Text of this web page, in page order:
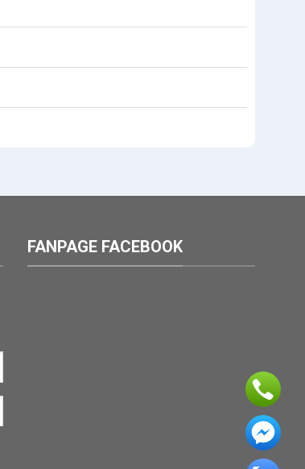
FANPAGE FACEBOOK